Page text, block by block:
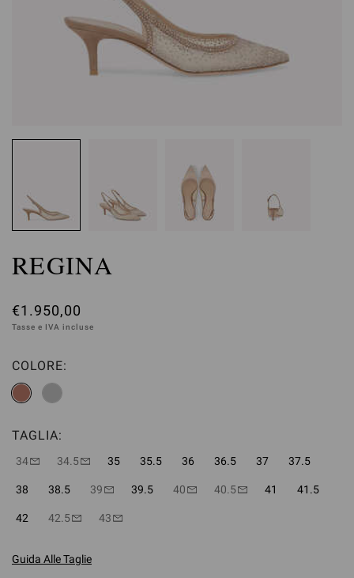
REGINA
€1.950,00
Tasse e IVA incluse
COLORE:
TAGLIA:
34 34.5 35 35.5 36 36.5 37 37.5
38 38.5 39 39.5 40 40.5 41 41.5
42 42.5 43
Guida Alle Taglie